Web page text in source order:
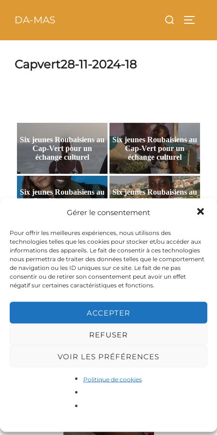
Gérer le consentement
Pour offrir les meilleures expériences, nous utilisons des
technologies telles que les cookies pour stocker et/ou accéder aux
informations des appareils. Le fait de consentir à ces technologies
nous permettra de traiter des données telles que le comportement
de navigation ou les ID uniques sur ce site. Le fait de ne pas
consentir ou de retirer son consentement peut avoir un effet
négatif sur certaines caractéristiques et fonctions.
ACCEPTER
REFUSER
VOIR LES PRÉFÉRENCES
Politique de cookies
DA-MAS Rechercher :
Capvert28-11-2024-18
Six jeunes Roubaisiens au
Cap-Vert pour un
échange culturel
Six jeunes Roubaisiens au
Cap-Vert pour un
échange culturel
Six jeunes Roubaisiens au
Cap-Vert pour un
échange culturel
Six jeunes Roubaisiens au
Cap-Vert pour un
échange culturel
Six jeunes Roubaisiens au
Cap-Vert pour un
échange culturel
Six jeunes Roubaisiens au
Cap-Vert pour un
échange culturel
échange culturel
échange culturel
Cap-Vert pour un
Cap-Vert pour un
Six jeunes Roubaisiens au